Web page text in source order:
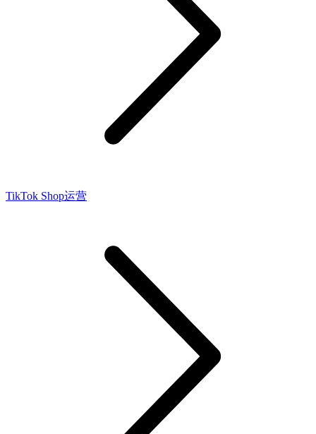
TikTok Shop运营